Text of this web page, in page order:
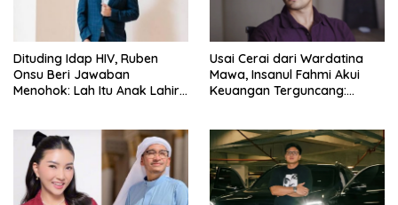
Dituding Idap HIV, Ruben
Onsu Beri Jawaban
Menohok: Lah Itu Anak Lahir
Usai Cerai dari Wardatina
Mawa, Insanul Fahmi Akui
Keuangan Terguncang: